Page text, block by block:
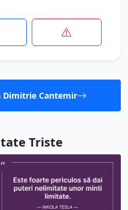
Dimitrie Cantemir
Triste